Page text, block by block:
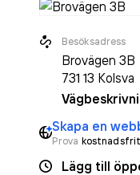
Besöksadress
Brovägen 3B
731 13 Kolsva
Skapa en
Prova
Lägg till